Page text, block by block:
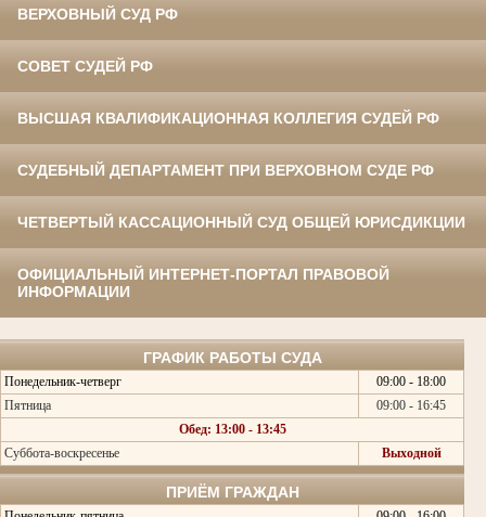
ВЕРХОВНЫЙ СУД РФ
СОВЕТ СУДЕЙ РФ
ВЫСШАЯ КВАЛИФИКАЦИОННАЯ КОЛЛЕГИЯ СУДЕЙ РФ
СУДЕБНЫЙ ДЕПАРТАМЕНТ ПРИ ВЕРХОВНОМ СУДЕ РФ
ЧЕТВЕРТЫЙ КАССАЦИОННЫЙ СУД ОБЩЕЙ ЮРИСДИКЦИИ
ОФИЦИАЛЬНЫЙ ИНТЕРНЕТ-ПОРТАЛ ПРАВОВОЙ
ИНФОРМАЦИИ
ГРАФИК РАБОТЫ СУДА
Понедельник-четверг
09:00 - 18:00
Пятница
09:00 - 16:45
Обед: 13:00 - 13:45
Суббота-воскресенье
Выходной
ПРИЁМ ГРАЖДАН